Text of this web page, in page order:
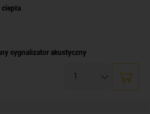
sygnalizator akustyczny